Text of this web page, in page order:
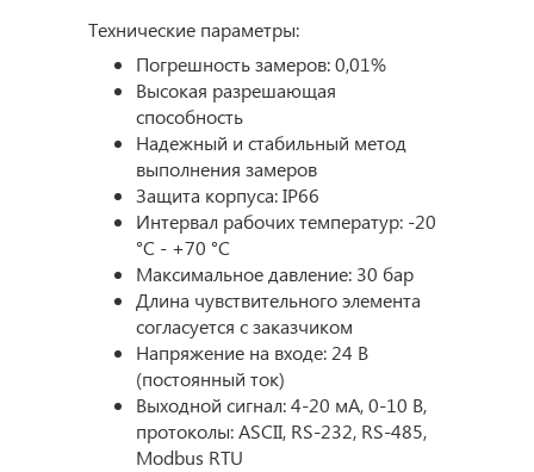
Технические параметры:
Погрешность замеров: 0,01%
Высокая разрешающая
способность
Надежный и стабильный метод
выполнения замеров
Защита корпуса: IP66
Интервал рабочих температур: -20
°С - +70 °С
Максимальное давление: 30 бар
Длина чувствительного элемента
согласуется с заказчиком
Напряжение на входе: 24 В
(постоянный ток)
Выходной сигнал: 4-20 мА, 0-10 В,
протоколы: ASCII, RS-232, RS-485,
Modbus RTU